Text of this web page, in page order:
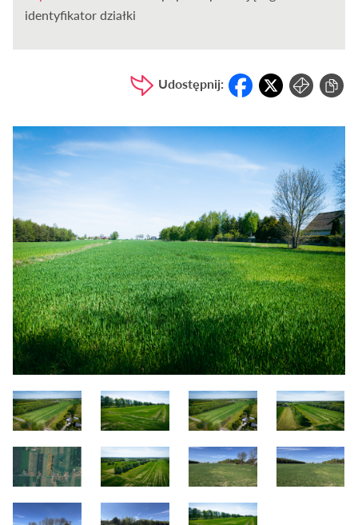
identyfikator działki
Udostępnij: